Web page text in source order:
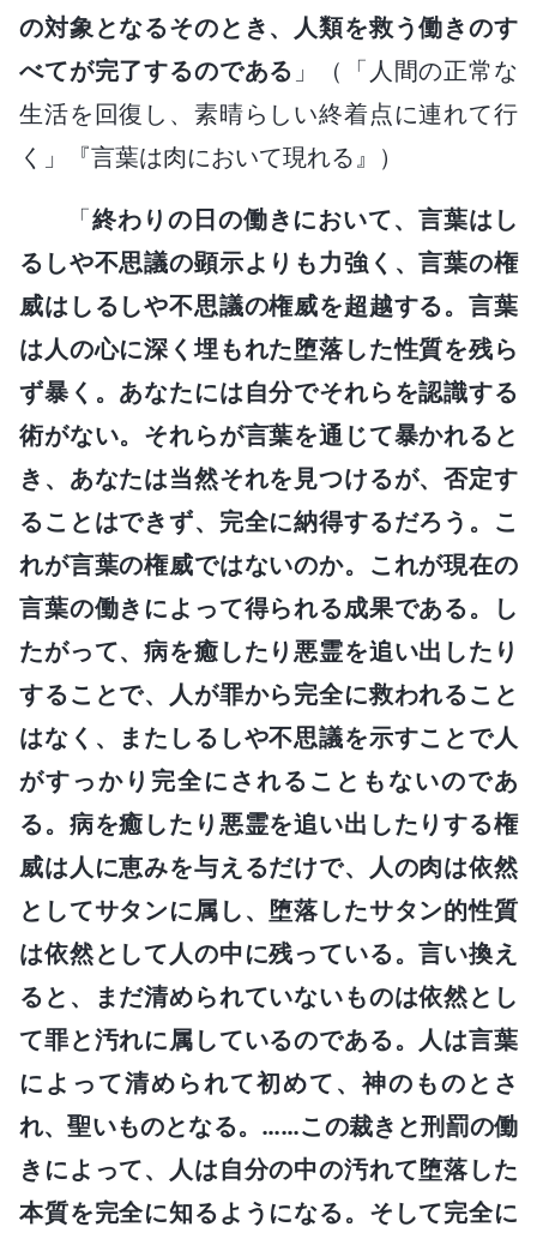
の対象となるそのとき、人類を救う働きのす
べてが完了するのである 」（「人間の正常な
生活を回復し、素晴らしい終着点に連れて行
く」『言葉は肉において現れる』）
「終わりの日の働きにおいて、言葉はし
るしや不思議の顕示よりも力強く、言葉の権
威はしるしや不思議の権威を超越する。言葉
は人の心に深く埋もれた堕落した性質を残ら
ず暴く。あなたには自分でそれらを認識する
術がない。それらが言葉を通じて暴かれると
き、あなたは当然それを見つけるが、否定す
ることはできず、完全に納得するだろう。こ
れが言葉の権威ではないのか。これが現在の
言葉の働きによって得られる成果である。し
たがって、病を癒したり悪霊を追い出したり
することで、人が罪から完全に救われること
はなく、またしるしや不思議を示すことで人
がすっかり完全にされることもないのであ
る。病を癒したり悪霊を追い出したりする権
威は人に恵みを与えるだけで、人の肉は依然
としてサタンに属し、堕落したサタン的性質
は依然として人の中に残っている。言い換え
ると、まだ清められていないものは依然とし
て罪と汚れに属しているのである。人は言葉
によって清められて初めて、神のものとさ
れ、聖いものとなる。……この裁きと刑罰の働
きによって、人は自分の中の汚れて堕落した
本質を完全に知るようになる。そして完全に